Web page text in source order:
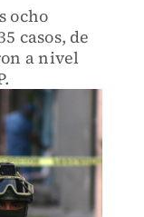
ocho
casos, de
a nivel